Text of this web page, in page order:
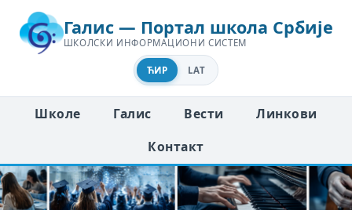
Галис — Портал школа Србије
ШКОЛСКИ ИНФОРМАЦИОНИ СИСТЕМ
ЋИР LAT
Школе Галис Вести
Линкови
Контакт